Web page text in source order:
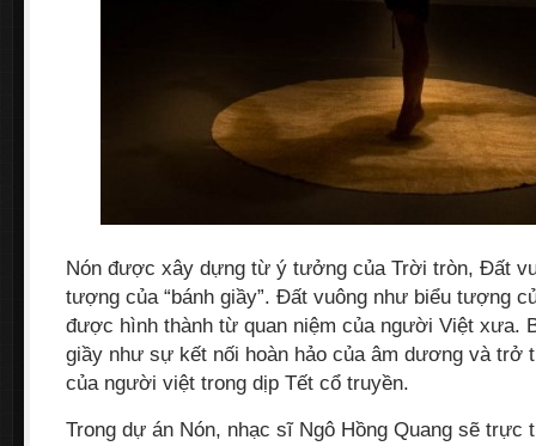
Nón được xây dựng từ ý tưởng của Trời tròn, Đất
tượng của “bánh giầy”. Đất vuông như biểu tượng
được hình thành từ quan niệm của người Việt xưa.
giầy như sự kết nối hoàn hảo của âm dương và trở
của người việt trong dịp Tết cổ truyền.
Trong dự án Nón, nhạc sĩ Ngô Hồng Quang sẽ trực